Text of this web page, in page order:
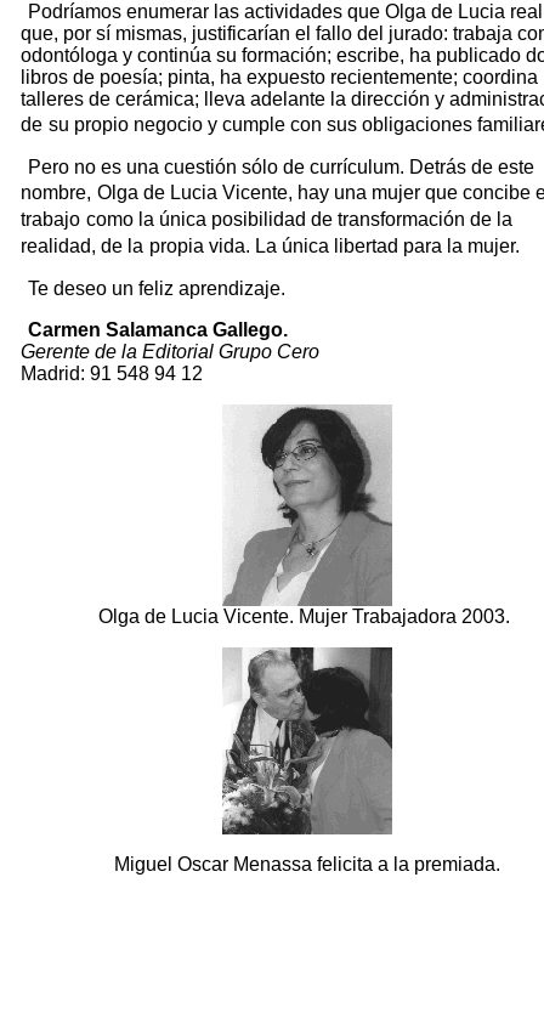
Podríamos enumerar las actividades que Olga de Lucia
que, por sí mismas, justificarían el fallo del jurado: trabaja
odontóloga y continúa su formación; escribe, ha publicado
libros de poesía; pinta, ha expuesto recientemente; coordina
talleres de cerámica; lleva adelante la dirección y
de su propio negocio y cumple con sus obligaciones
Pero no es una cuestión sólo de currículum. Detrás de este
nombre, Olga de Lucia Vicente, hay una mujer que concibe
trabajo como la única posibilidad de transformación de la
realidad, de la propia vida. La única libertad para la mujer.
Te deseo un feliz aprendizaje.
Carmen Salamanca Gallego.
Gerente de la Editorial Grupo Cero
Madrid: 91 548 94 12
Olga de Lucia Vicente. Mujer Trabajadora 2003.
Miguel Oscar Menassa felicita a la premiada.